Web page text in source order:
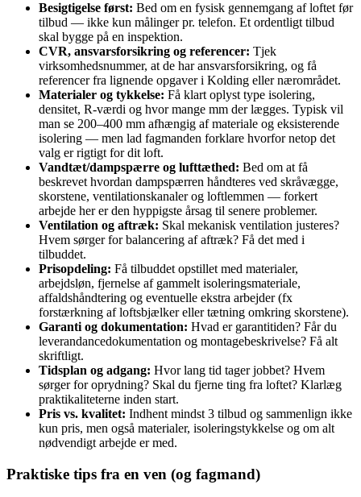
Besigtigelse først: Bed om en fysisk gennemgang af loftet før
tilbud — ikke kun målinger pr. telefon. Et ordentligt tilbud
skal bygge på en inspektion.
CVR, ansvarsforsikring og referencer: Tjek
virksomhedsnummer, at de har ansvarsforsikring, og få
referencer fra lignende opgaver i Kolding eller nærområdet.
Materialer og tykkelse: Få klart oplyst type isolering,
densitet, R-værdi og hvor mange mm der lægges. Typisk vil
man se 200–400 mm afhængig af materiale og eksisterende
isolering — men lad fagmanden forklare hvorfor netop det
valg er rigtigt for dit loft.
Vandtæt/dampspærre og lufttæthed: Bed om at få
beskrevet hvordan dampspærren håndteres ved skråvægge,
skorstene, ventilationskanaler og loftlemmen — forkert
arbejde her er den hyppigste årsag til senere problemer.
Ventilation og aftræk: Skal mekanisk ventilation justeres?
Hvem sørger for balancering af aftræk? Få det med i
tilbuddet.
Prisopdeling: Få tilbuddet opstillet med materialer,
arbejdsløn, fjernelse af gammelt isoleringsmateriale,
affaldshåndtering og eventuelle ekstra arbejder (fx
forstærkning af loftsbjælker eller tætning omkring skorstene).
Garanti og dokumentation: Hvad er garantitiden? Får du
leverandancedokumentation og montagebeskrivelse? Få alt
skriftligt.
Tidsplan og adgang: Hvor lang tid tager jobbet? Hvem
sørger for oprydning? Skal du fjerne ting fra loftet? Klarlæg
praktikaliteterne inden start.
Pris vs. kvalitet: Indhent mindst 3 tilbud og sammenlign ikke
kun pris, men også materialer, isoleringstykkelse og om alt
nødvendigt arbejde er med.
Praktiske tips fra en ven (og fagmand)